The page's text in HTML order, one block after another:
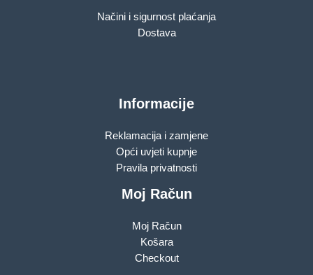
Načini i sigurnost plaćanja
Dostava
Informacije
Reklamacija i zamjene
Opći uvjeti kupnje
Pravila privatnosti
Moj Račun
Moj Račun
Košara
Checkout